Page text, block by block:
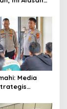
Belanja
Media